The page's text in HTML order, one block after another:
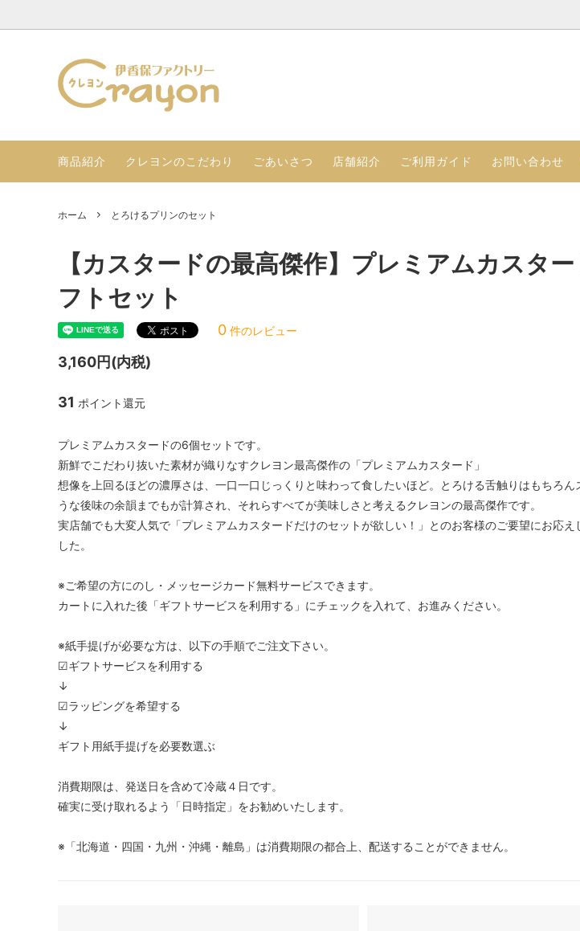
季節限定のギフトセット ぷるぷる食感のプリンセット
LINE公式アカウント友達登録
商品紹介 クレヨンのこだわり ごあいさつ 店舗紹介 ご利用ガイド お問い合わせ
ホーム とろけるプリンのセット
【カスタードの最高傑作】プレミアムカスタ
フトセット
0 件のレビュー
3,160円(内税)
31 ポイント還元
プレミアムカスタードの6個セットです。
新鮮でこだわり抜いた素材が織りなすクレヨン最高傑作の「プレミアムカスタード」
想像を上回るほどの濃厚さは、一口一口じっくりと味わって食したいほど。とろける舌触りはもちろん
うな後味の余韻までもが計算され、それらすべてが美味しさと考えるクレヨンの最高傑作です。
実店舗でも大変人気で「プレミアムカスタードだけのセットが欲しい！」とのお客様のご要望にお応え
した。
※ご希望の方にのし・メッセージカード無料サービスできます。
カートに入れた後「ギフトサービスを利用する」にチェックを入れて、お進みください。
※紙手提げが必要な方は、以下の手順でご注文下さい。
☑ギフトサービスを利用する
↓
☑ラッピングを希望する
↓
ギフト用紙手提げを必要数選ぶ
消費期限は、発送日を含めて冷蔵４日です。
確実に受け取れるよう「日時指定」をお勧めいたします。
※「北海道・四国・九州・沖縄・離島」は消費期限の都合上、配送することができません。